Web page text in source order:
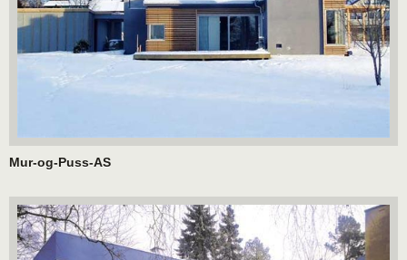
Mur-og-Puss-AS